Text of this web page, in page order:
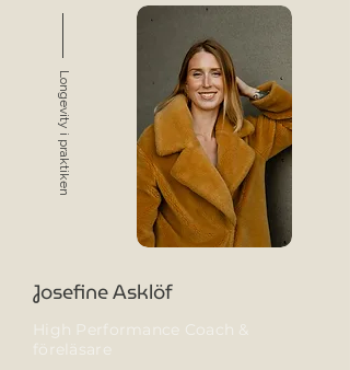
Longevity i praktiken
Josefine Asklöf
High Performance Coach &
föreläsare